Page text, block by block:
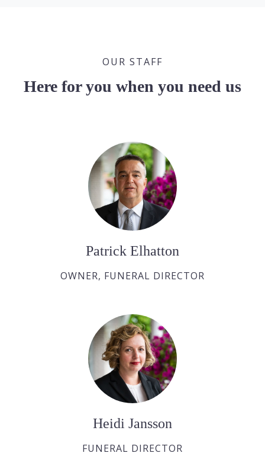
OUR STAFF
Here for you when you need us
Patrick Elhatton
OWNER, FUNERAL DIRECTOR
Heidi Jansson
FUNERAL DIRECTOR